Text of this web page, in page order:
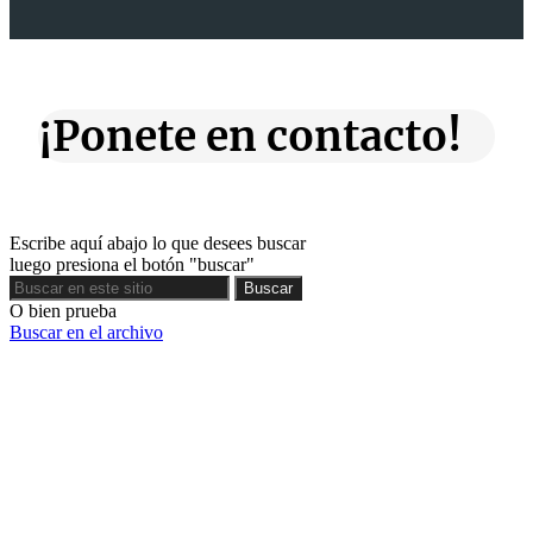
¡Ponete en contacto!
Escribe aquí abajo lo que desees buscar
luego presiona el botón "buscar"
Buscar
Buscar
O bien prueba
Buscar en el archivo